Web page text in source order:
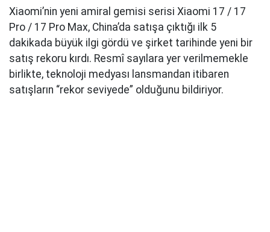
Xiaomi’nin yeni amiral gemisi serisi Xiaomi 17 / 17
Pro / 17 Pro Max, China’da satışa çıktığı ilk 5
dakikada büyük ilgi gördü ve şirket tarihinde yeni bir
satış rekoru kırdı. Resmî sayılara yer verilmemekle
birlikte, teknoloji medyası lansmandan itibaren
satışların “rekor seviyede” olduğunu bildiriyor.